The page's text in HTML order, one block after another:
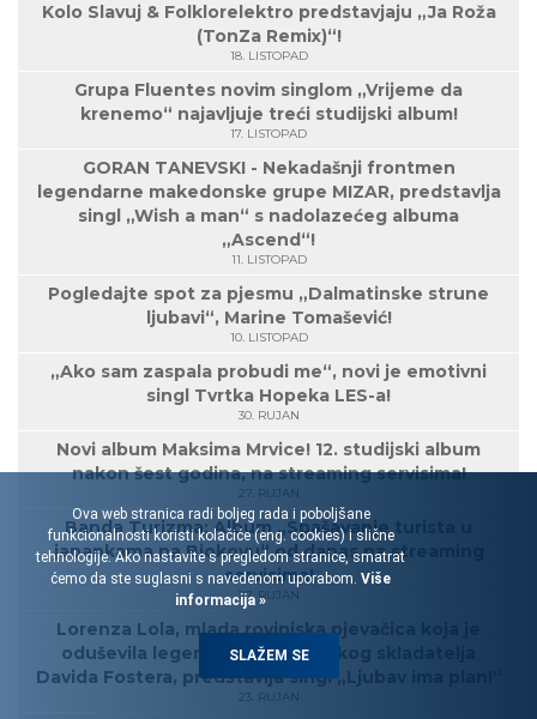
Kolo Slavuj & Folklorelektro predstavjaju „Ja Roža
(TonZa Remix)“!
18. LISTOPAD
Grupa Fluentes novim singlom „Vrijeme da
krenemo“ najavljuje treći studijski album!
17. LISTOPAD
GORAN TANEVSKI - Nekadašnji frontmen
legendarne makedonske grupe MIZAR, predstavlja
singl „Wish a man“ s nadolazećeg albuma
„Ascend“!
11. LISTOPAD
Pogledajte spot za pjesmu „Dalmatinske strune
ljubavi“, Marine Tomašević!
10. LISTOPAD
„Ako sam zaspala probudi me“, novi je emotivni
singl Tvrtka Hopeka LES-a!
30. RUJAN
Novi album Maksima Mrvice! 12. studijski album
nakon šest godina, na streaming servisima!
27. RUJAN
Banda Turizma: Album „Spašavanje turista u
japankama na Biokovu“ od danas na streaming
servisima!
27. RUJAN
Lorenza Lola, mlada rovinjska pjevačica koja je
oduševila legendarnog američkog skladatelja
Davida Fostera, predstavlja singl „Ljubav ima plan!“
23. RUJAN
Ova web stranica radi boljeg rada i poboljšane
funkcionalnosti koristi kolačiće (eng. cookies) i slične
tehnologije. Ako nastavite s pregledom stranice, smatrat
ćemo da ste suglasni s navedenom uporabom. Više
informacija »
SLAŽEM SE